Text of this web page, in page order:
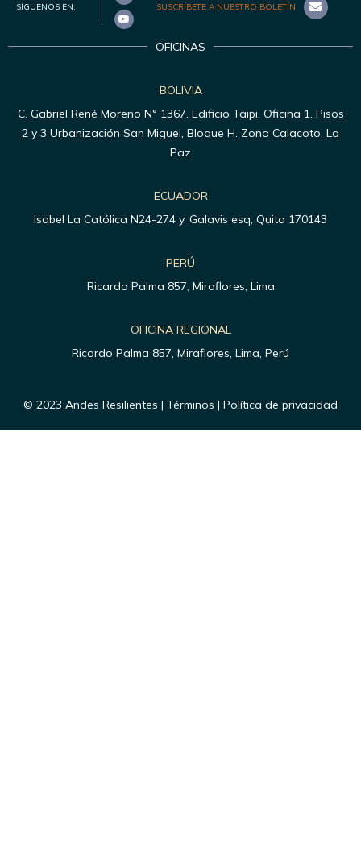
SÍGUENOS EN: SUSCRÍBETE A NUESTRO BOLETÍN
OFICINAS
BOLIVIA
C. Gabriel René Moreno N° 1367. Edificio Taipi. Oficina 1. Pisos
2 y 3 Urbanización San Miguel, Bloque H. Zona Calacoto, La
Paz
ECUADOR
Isabel La Católica N24-274 y, Galavis esq, Quito 170143
PERÚ
Ricardo Palma 857, Miraflores, Lima
OFICINA REGIONAL
Ricardo Palma 857, Miraflores, Lima, Perú
© 2023 Andes Resilientes | Términos | Política de privacidad